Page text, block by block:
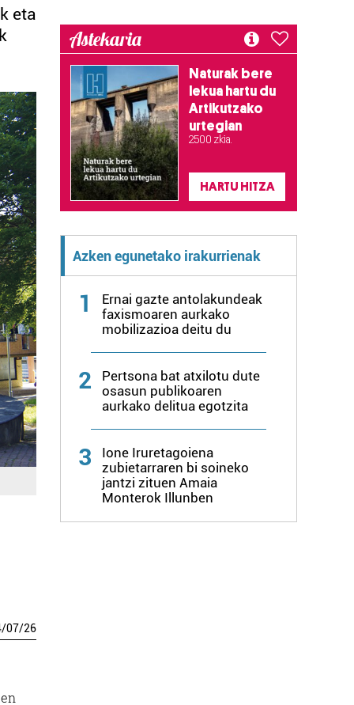
eta
/07/26
Astekaria
Naturak bere
lekua hartu du
Artikutzako
urtegian
2.500 zkia.
HARTU HITZA
Azken egunetako irakurrienak
1
Ernai gazte antolakundeak
faxismoaren aurkako
mobilizazioa deitu du
2
Pertsona bat atxilotu dute
osasun publikoaren
aurkako delitua egotzita
3
Ione Iruretagoiena
zubietarraren bi soineko
jantzi zituen Amaia
Monterok Illunben